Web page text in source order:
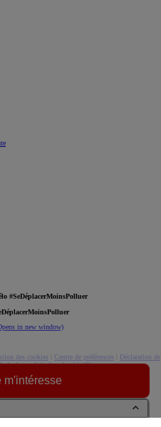
m'intéresse
#SeDéplacerMoinsPolluer
in new window)
des cookies Centre de préférences
Déclaration de
de conduitedownload (pdf(